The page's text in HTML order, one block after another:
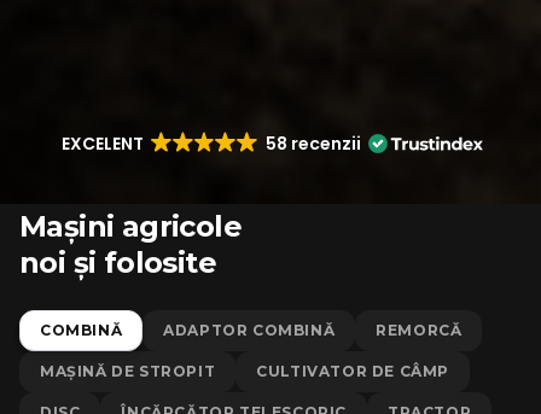
EXCELENT 58 recenzii
Mașini agricole
noi și folosite
COMBINĂ ADAPTOR COMBINĂ REMORCĂ
MAȘINĂ DE STROPIT CULTIVATOR DE CÂMP